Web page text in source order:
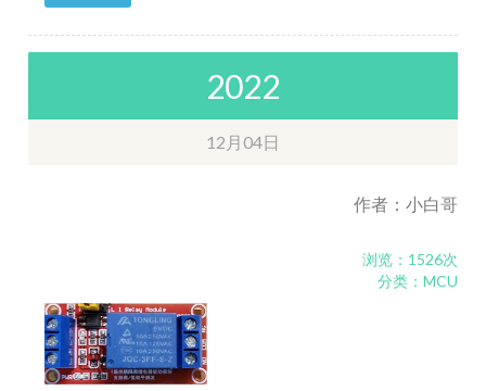
2022
12月04日
作者：小白哥
浏览：1526次
分类：MCU